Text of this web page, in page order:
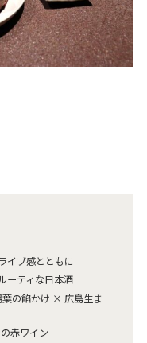
ブ感とともに
ティな日本酒
の餡かけ × 広島生ま
赤ワイン